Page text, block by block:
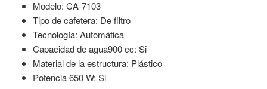
Modelo: CA-7103
Tipo de cafetera: De filtro
Tecnología: Automática
Capacidad de agua900 cc: Si
Material de la estructura: Plástico
Potencia 650 W: Si